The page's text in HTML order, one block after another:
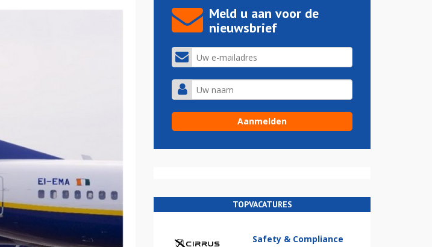
Meld u aan voor de
nieuwsbrief
TOPVACATURES
Safety & Compliance